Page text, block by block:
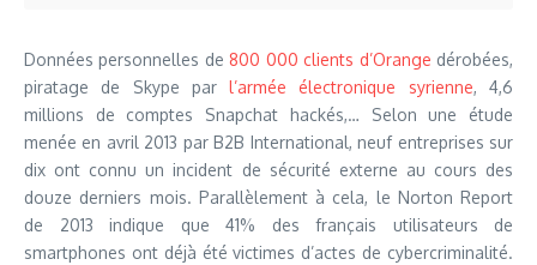
Données personnelles de800 000 clients d’Orange dérobées,
piratage de Skype parl’armée électronique syrienne, 4,6
millions de comptes Snapchat hackés,… Selon une étude
menée en avril 2013 par B2B International, neuf entreprises sur
dix ont connu un incident de sécurité externe au cours des
douze derniers mois. Parallèlement à cela, le Norton Report
de 2013 indique que 41% des français utilisateurs de
smartphones ont déjà été victimes d’actes de cybercriminalité.